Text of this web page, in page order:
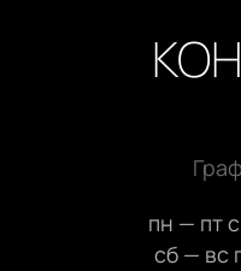
пн — пт
сб — вс